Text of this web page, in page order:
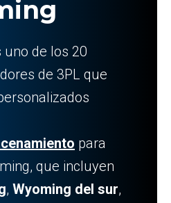
uno de los 20
de 3PL que
para
que incluyen
, Wyoming del sur,